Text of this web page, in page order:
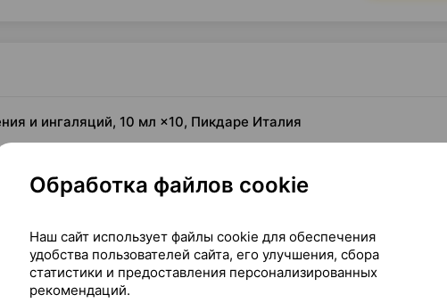
и ингаляций, 10 мл ×10, Пикдаре Италия
и ингаляций
Обработка файлов cookie
Наш сайт использует файлы cookie для обеспечения
удобства пользователей сайта, его улучшения, сбора
статистики и предоставления персонализированных
рекомендаций.